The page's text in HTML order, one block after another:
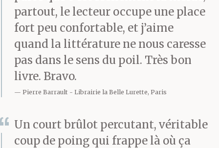
que t’avais laissée
allumée pour faire du
boucan. Les voisins
étaient sortis sur leurs
mangas.
partout, le lecteur occupe une place
fort peu confortable, et j’aime
quand la littérature ne nous caresse
pas dans le sens du poil. Très bon
livre. Bravo.
Pierre Barrault Librairie la Belle Lurette, Paris
Un court brûlot percutant, véritable
coup de poing qui frappe là où ça